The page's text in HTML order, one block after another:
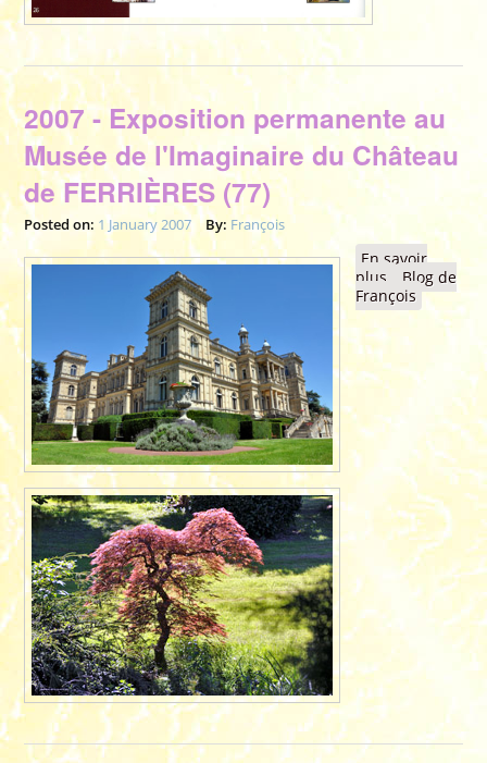
2007 - Exposition permanente au
Musée de l'Imaginaire du Château
de FERRIÈRES (77)
Posted on: 1 January 2007 By: François
En savoir
plus
à propos de
2007 -
Exposition
permanente
au Musée de
l'Imaginaire
FERRIÈRES
Blog de
François